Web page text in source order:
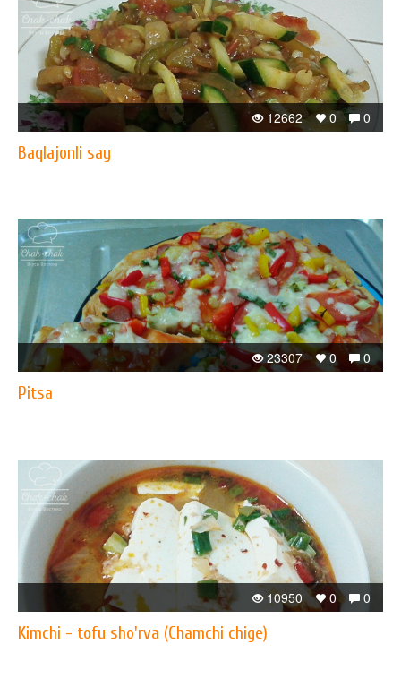
0
0
12662
Baqlajonli say
0
0
23307
Pitsa
0
0
10950
Kimchi - tofu sho'rva (Chamchi chige)